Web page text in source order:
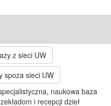
z sieci UW
spoza sieci UW
naukowa baza
i recepcji dzieł